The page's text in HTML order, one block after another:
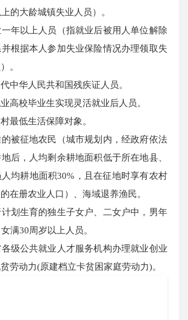
的大龄城镇失业人员）。
一年以上人员（指就业后被用人单位解除
根据本人参加失业保险情况办理领取失
。
中华人民共和国残疾证人员。
高校毕业生实现灵活就业后人员。
最低生活保障对象。
的被征地农民（城市规划内，经政府依法
后，人均剩余耕地面积低于所在地县、
均耕地面积30%，且在征地时享有农村
在册农业人口）、海域退养渔民。
计划生育的独生子女户、二女户中，男年
满30周岁以上人员。
各级公共就业人才服务机构办理就业创业
劳动力(原建档立卡贫困家庭劳动力)。